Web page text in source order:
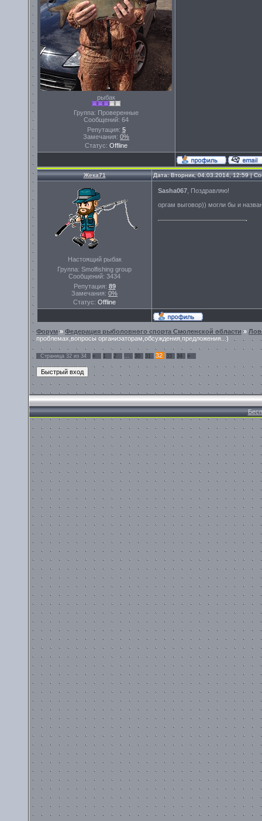
рыбак
Группа: Проверенные
Сообщений: 64
Репутация: 5
Замечания: 0%
Статус: Offline
Жека71 Дата: Вторник, 04.03.2014, 12:59 |
Настоящий рыбак
Группа: Smolfishing group
Сообщений: 3434
Репутация: 89
Замечания: 0%
Статус: Offline
Sasha067 , Поздравляю!
оргам выговор)) могли бы и
Форум» Федерация рыболовного спорта Смоленской области »
проблемах,вопросы организаторам,обсуждения,предложения...)
Страница 32 из 34 « 1 2 … 30 31 32 33 34 »